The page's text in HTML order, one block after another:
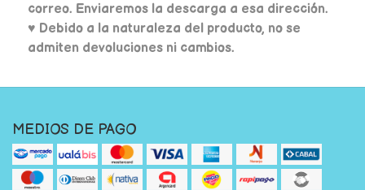
correo. Enviaremos la descarga a esa dirección.
♥ Debido a la naturaleza del producto, no se
admiten devoluciones ni cambios.
MEDIOS DE PAGO